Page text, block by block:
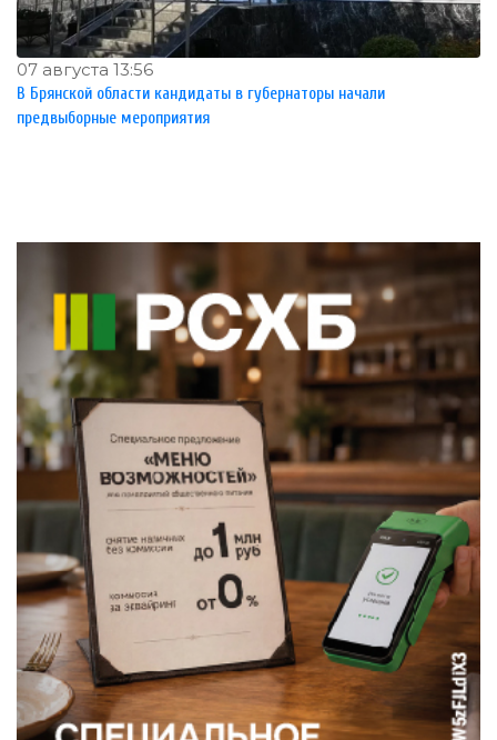
07 августа 13:56
В Брянской области кандидаты в губернаторы начали
предвыборные мероприятия